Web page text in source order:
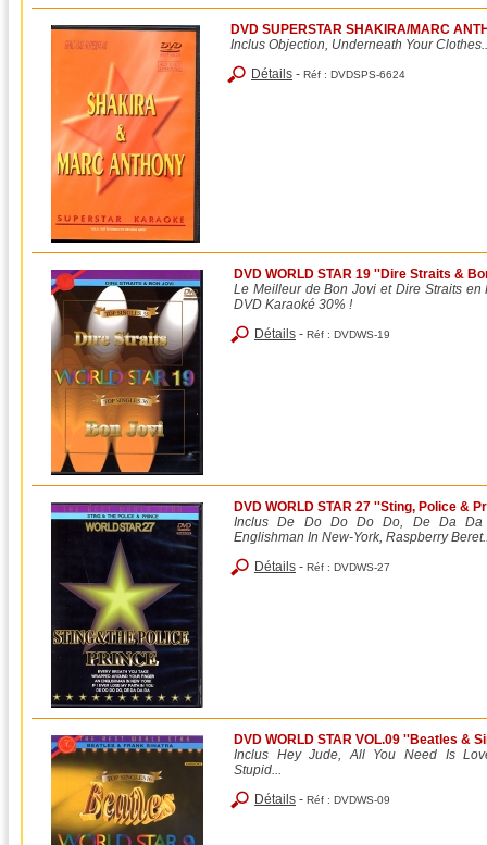
DVD SUPERSTAR SHAKIRA/MARC
Inclus Objection, Underneath Your
Détails - Réf : DVDSPS-6624
DVD WORLD STAR 19 ''Dire Straits &
Le Meilleur de Bon Jovi et Dire Straits en
DVD Karaoké 30% !
Détails - Réf : DVDWS-19
DVD WORLD STAR 27 ''Sting, Police &
Inclus De Do Do Do Do, De Da Da
Englishman In New-York, Raspberry
Détails - Réf : DVDWS-27
DVD WORLD STAR VOL.09 ''Beatles &
Inclus Hey Jude, All You Need Is
Stupid...
Détails - Réf : DVDWS-09